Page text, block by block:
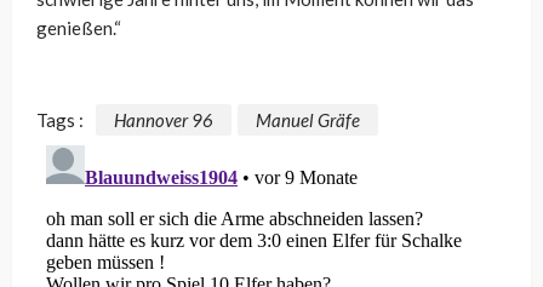
genießen.“
Tags : Hannover 96 Manuel Gräfe